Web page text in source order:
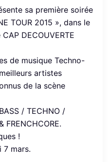
sa première soirée
TOUR 2015 », dans le
DECOUVERTE
de musique Techno-
artistes
de la scène
/ TECHNO /
FRENCHCORE.
!
7 mars.